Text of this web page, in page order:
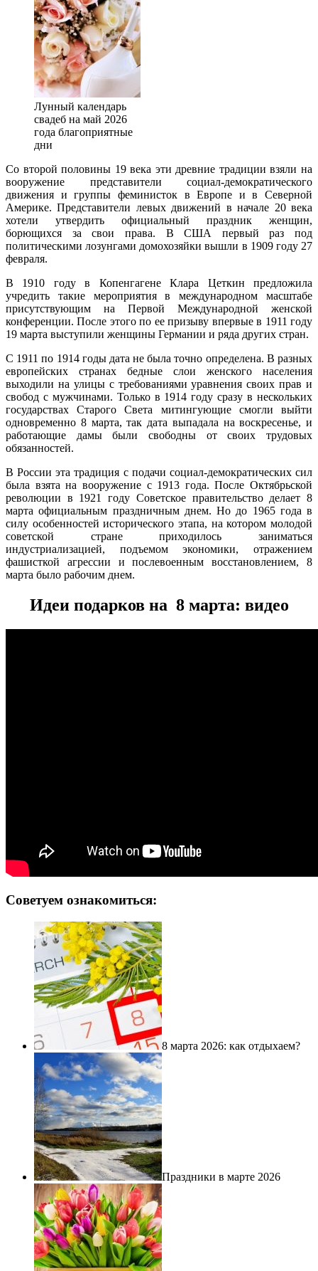
Лунный календарь
свадеб на май 2026
года благоприятные
дни
Со второй половины 19 века эти древние традиции взяли на
вооружение представители социал-демократического
движения и группы феминисток в Европе и в Северной
Америке. Представители левых движений в начале 20 века
хотели утвердить официальный праздник женщин,
борющихся за свои права. В США первый раз под
политическими лозунгами домохозяйки вышли в 1909 году 27
февраля.
В 1910 году в Копенгагене Клара Цеткин предложила
учредить такие мероприятия в международном масштабе
присутствующим на Первой Международной женской
конференции. После этого по ее призыву впервые в 1911 году
19 марта выступили женщины Германии и ряда других стран.
С 1911 по 1914 годы дата не была точно определена. В разных
европейских странах бедные слои женского населения
выходили на улицы с требованиями уравнения своих прав и
свобод с мужчинами. Только в 1914 году сразу в нескольких
государствах Старого Света митингующие смогли выйти
одновременно 8 марта, так дата выпадала на воскресенье, и
работающие дамы были свободны от своих трудовых
обязанностей.
В России эта традиция с подачи социал-демократических сил
была взята на вооружение с 1913 года. После Октябрьской
революции в 1921 году Советское правительство делает 8
марта официальным праздничным днем. Но до 1965 года в
силу особенностей исторического этапа, на котором молодой
советской стране приходилось заниматься
индустриализацией, подъемом экономики, отражением
фашисткой агрессии и послевоенным восстановлением, 8
марта было рабочим днем.
Идеи подарков на 8 марта: видео
Советуем ознакомиться:
8 марта 2026: как отдыхаем?
Праздники в марте 2026